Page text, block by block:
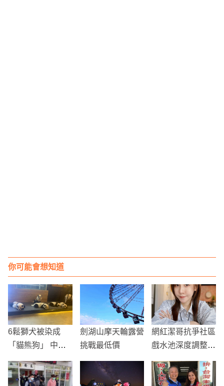
你可能會想知道
6鬆獅犬被染成
「貓熊狗」 中國
劍湖山摩天輪露營
挑戰最低價
網紅潔哥抗爭社區
戲水池深度調整，
水樂趣